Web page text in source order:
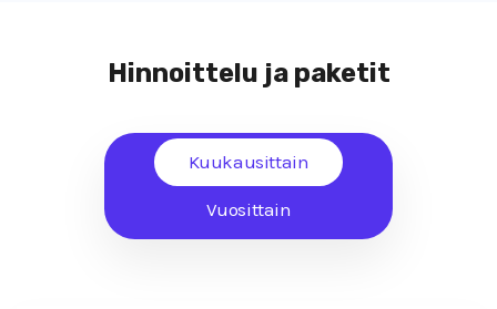
Hinnoittelu ja paketit
Kuukausittain
Vuosittain